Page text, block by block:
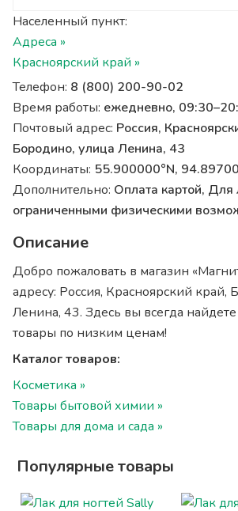
Населенный пункт:
Адреса »
Красноярский край »
Телефон: 8 (800) 200-90-02
Время работы: ежедневно,
Почтовый адрес: Россия,
Бородино, улица Ленина, 43
Координаты: 55.900000°N,
Дополнительно: Оплата картой, Для
ограниченными физическими
Описание
Добро пожаловать в магазин
адресу: Россия, Красноярский край,
Ленина, 43. Здесь вы всегда
товары по низким ценам!
Каталог товаров:
Косметика »
Товары бытовой химии »
Товары для дома и сада »
Популярные товары